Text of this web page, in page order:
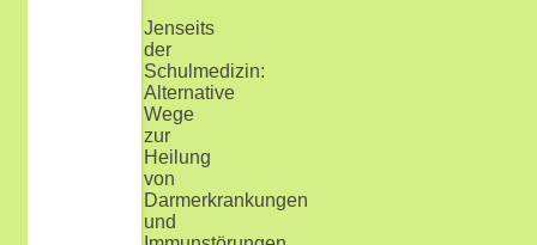
Jenseits
der
Schulmedizin:
Alternative
Wege
zur
Heilung
von
Darmerkrankungen
und